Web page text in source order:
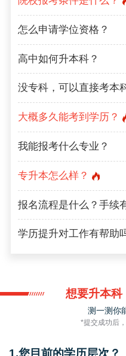
怎么申请学位资格？
高中如何升本科？
没专科，可以直接考本
大概多久能考到学历？
我能报考什么专业？
专升本怎么样？
报名流程是什么？手续
学历提升对工作有帮助
想要升本科
测一测你
*提交成功后
1.您目前的学历层次？